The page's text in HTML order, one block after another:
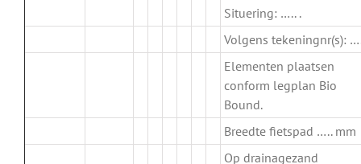
Situering: ….. .
Volgens tekeningnr(s):
Elementen plaatsen
conform legplan Bio
Bound.
Breedte fietspad ….. mm
Op drainagezand